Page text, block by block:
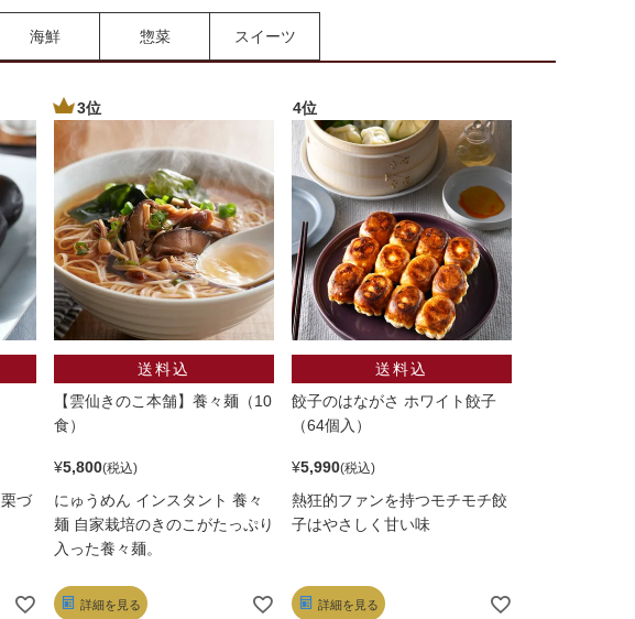
海鮮 惣菜 スイーツ
づ
【雲仙きのこ本舗】養々麺（10
食）
¥5,800
にゅうめん インスタント 養々
麺 自家栽培のきのこがたっぷり
入った養々麺。
詳細を見る
餃子のはながさ ホワイト餃子
（64個入）
¥5,990
熱狂的ファンを持つモチモチ餃
子はやさしく甘い味
詳細を見る